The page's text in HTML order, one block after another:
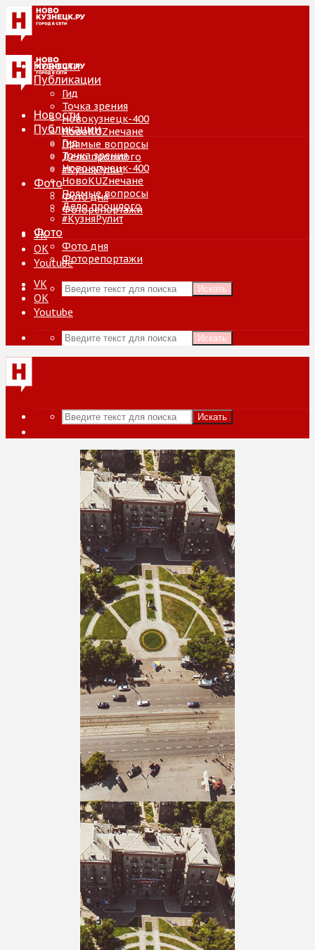
Новости
Публикации
Гид
Точка зрения
Новокузнецк-400
НовоKUZнечане
Прямые вопросы
Дело прошлого
#КузняРулит
Фото
Фото дня
Фоторепортажи
VK
ОК
Youtube
Искать
Новости
Публикации
Гид
Точка зрения
Новокузнецк-400
НовоKUZнечане
Прямые вопросы
Дело прошлого
#КузняРулит
Фото
Фото дня
Фоторепортажи
VK
ОК
Youtube
Искать
Искать